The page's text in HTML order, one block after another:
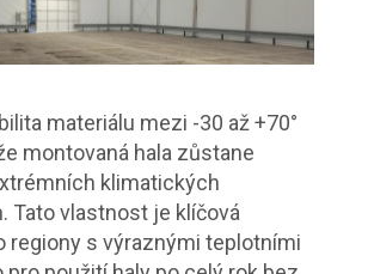
materiálu mezi -30 až +70°
montovaná hala zůstane
klimatických
Tato vlastnost je klíčová
regiony s výraznými teplotními